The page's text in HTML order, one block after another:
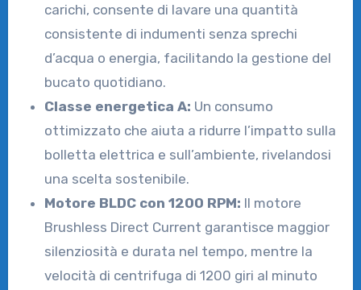
carichi, consente di lavare una quantità
consistente di indumenti senza sprechi
d’acqua o energia, facilitando la gestione del
bucato quotidiano.
Classe energetica A: Un consumo
ottimizzato che aiuta a ridurre l’impatto sulla
bolletta elettrica e sull’ambiente, rivelandosi
una scelta sostenibile.
Motore BLDC con 1200 RPM: Il motore
Brushless Direct Current garantisce maggior
silenziosità e durata nel tempo, mentre la
velocità di centrifuga di 1200 giri al minuto